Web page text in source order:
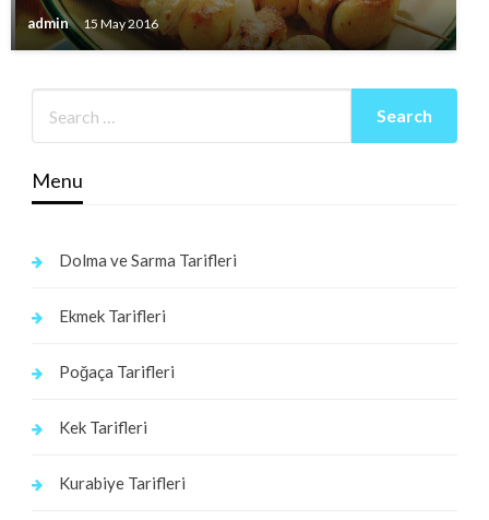
admin 15 May 2016
Menu
Dolma ve Sarma Tarifleri
Ekmek Tarifleri
Poğaça Tarifleri
Kek Tarifleri
Kurabiye Tarifleri